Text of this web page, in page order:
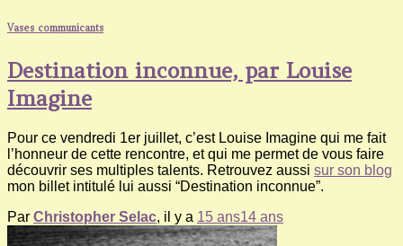
Vases communicants
Destination inconnue, par Louise
Imagine
Pour ce vendredi 1er juillet, c’est Louise Imagine qui me fait
l’honneur de cette rencontre, et qui me permet de vous faire
découvrir ses multiples talents. Retrouvez aussi sur son blog
mon billet intitulé lui aussi “Destination inconnue”.
Par Christopher Selac, il y a 15 ans14 ans